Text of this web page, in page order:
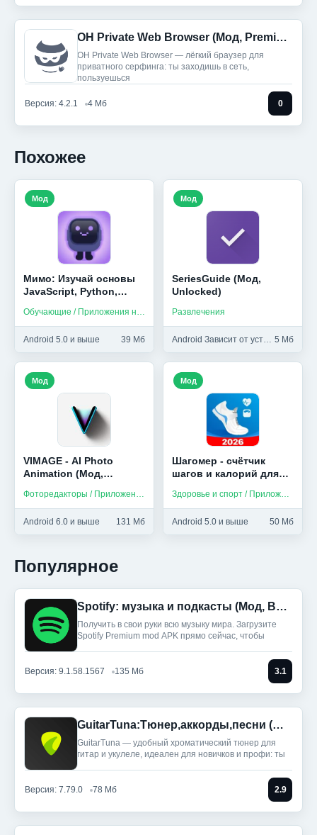
OH Private Web Browser (Мод, Premium Unlocked)
OH Private Web Browser — лёгкий браузер для
приватного серфинга: ты заходишь в сеть,
пользуешься
Версия: 4.2.1 4 Мб 0
Похожее
Мимо: Изучай основы
JavaScript, Python,
Unlocked)
Обучающие / Приложения на русском
Android 5.0 и выше 39 Мб
Мод
SeriesGuide (Мод,
Unlocked)
Развлечения
Android Зависит от устройства и выше 5 Мб
Мод
VIMAGE - AI Photo
Animation (Мод,
Фоторедакторы / Приложения на русском
Android 6.0 и выше 131 Мб
Мод
Шагомер - счётчик
шагов и калорий для
Unlocked)
Здоровье и спорт / Приложения на русском
Android 5.0 и выше 50 Мб
Мод
Популярное
Spotify: музыка и подкасты (Мод, Всё разблокировано)
Получить в свои руки всю музыку мира. Загрузите
Spotify Premium mod APK прямо сейчас, чтобы
Версия: 9.1.58.1567 135 Мб 3.1
GuitarTuna:Тюнер,аккорды,песни (Мод, Premium Unlocked)
GuitarTuna — удобный хроматический тюнер для
гитар и укулеле, идеален для новичков и профи: ты
Версия: 7.79.0 78 Мб 2.9